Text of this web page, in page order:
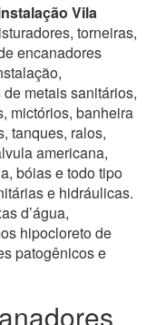
Vila
torneiras,
encanadores
metais sanitários,
mictórios, banheira
tanques, ralos,
americana,
bóias e todo tipo
e hidráulicas.
d’água,
hipocloreto de
patogênicos e